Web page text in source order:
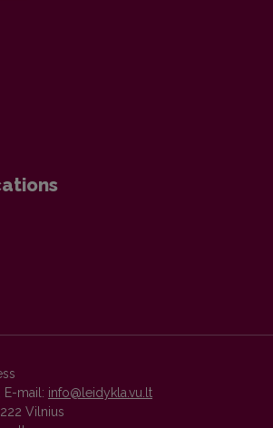
E-mail: info@leidykla.vu.lt
Vilnius